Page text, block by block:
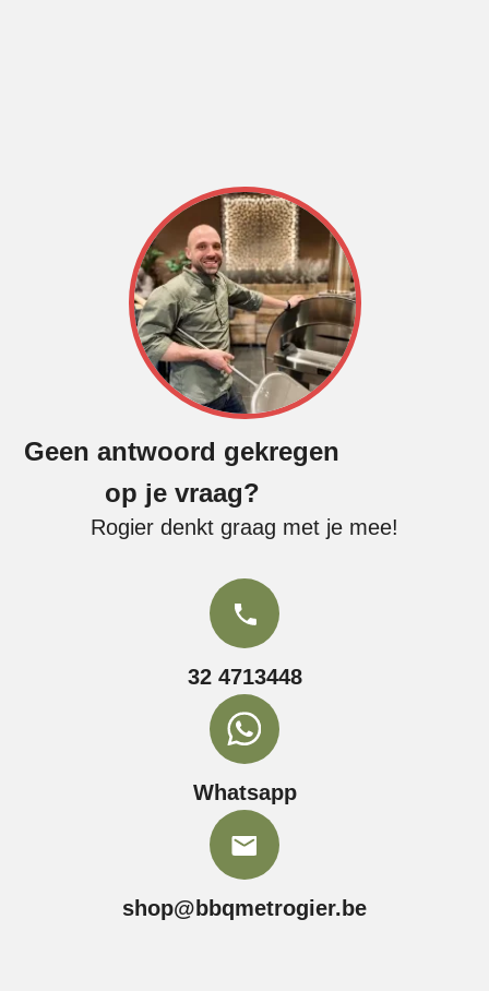
Geen antwoord gekregen
op je vraag?
Rogier denkt graag met je mee!
32 4713448
Whatsapp
shop@bbqmetrogier.be